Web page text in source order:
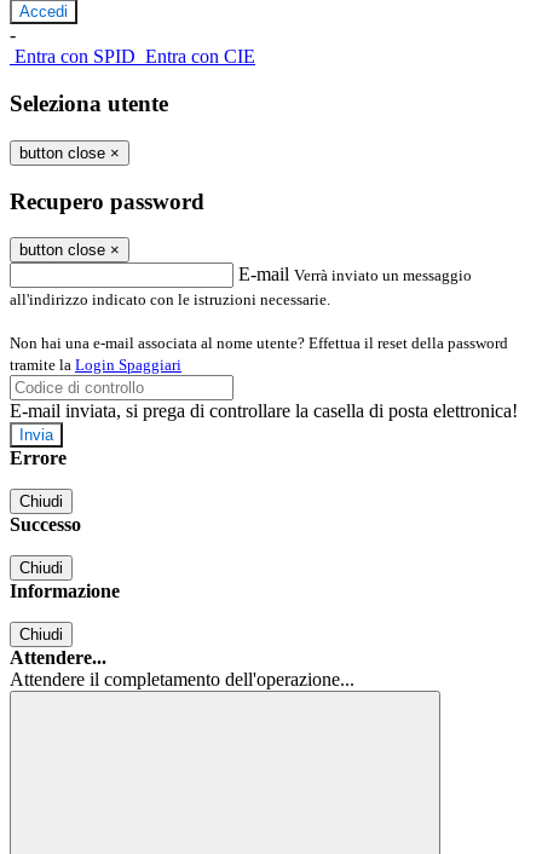
-
Entra con SPID Entra con CIE
Seleziona utente
button close ×
Recupero password
button close ×
E-mail Verrà inviato un messaggio
all'indirizzo indicato con le istruzioni necessarie.
Non hai una e-mail associata al nome utente? Effettua il reset della password
tramite la Login Spaggiari
E-mail inviata, si prega di controllare la casella di posta elettronica!
Errore
Chiudi
Successo
Chiudi
Informazione
Chiudi
Attendere...
Attendere il completamento dell'operazione...